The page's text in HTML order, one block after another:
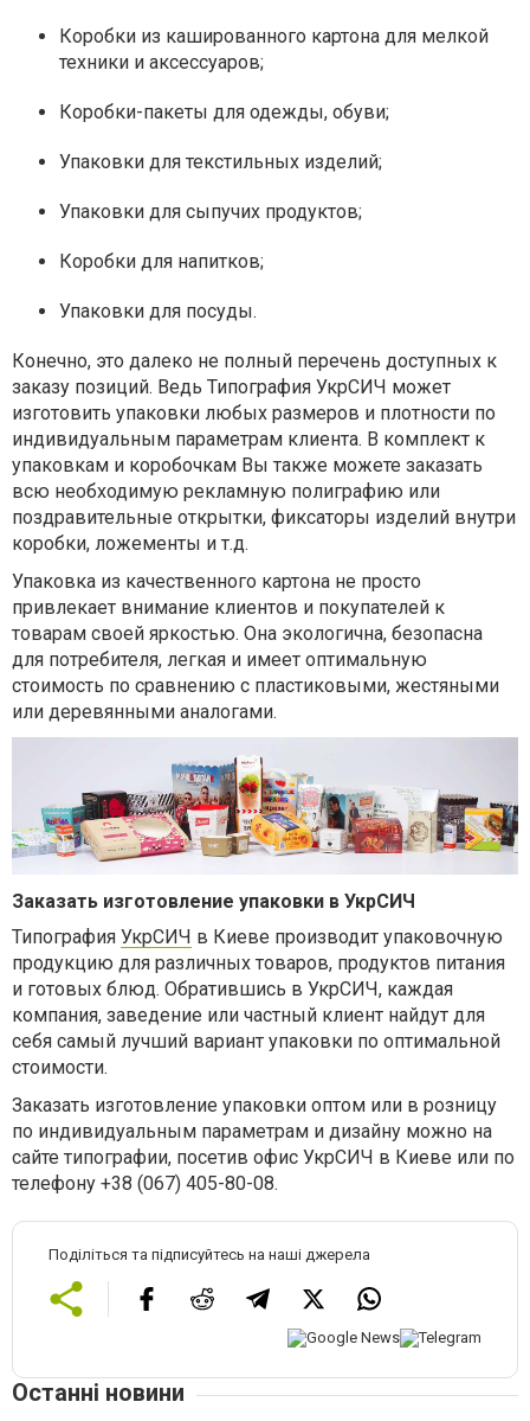
Коробки из кашированного картона для мелкой
техники и аксессуаров;
Коробки-пакеты для одежды, обуви;
Упаковки для текстильных изделий;
Упаковки для сыпучих продуктов;
Коробки для напитков;
Упаковки для посуды.
Конечно, это далеко не полный перечень доступных к
заказу позиций. Ведь Типография УкрСИЧ может
изготовить упаковки любых размеров и плотности по
индивидуальным параметрам клиента. В комплект к
упаковкам и коробочкам Вы также можете заказать
всю необходимую рекламную полиграфию или
поздравительные открытки, фиксаторы изделий внутри
коробки, ложементы и т.д.
Упаковка из качественного картона не просто
привлекает внимание клиентов и покупателей к
товарам своей яркостью. Она экологична, безопасна
для потребителя, легкая и имеет оптимальную
стоимость по сравнению с пластиковыми, жестяными
или деревянными аналогами.
Заказать изготовление упаковки в УкрСИЧ
Типография УкрСИЧ в Киеве производит упаковочную
продукцию для различных товаров, продуктов питания
и готовых блюд. Обратившись в УкрСИЧ, каждая
компания, заведение или частный клиент найдут для
себя самый лучший вариант упаковки по оптимальной
стоимости.
Заказать изготовление упаковки оптом или в розницу
по индивидуальным параметрам и дизайну можно на
сайте типографии, посетив офис УкрСИЧ в Киеве или по
телефону +38 (067) 405-80-08.
Поділіться та підписуйтесь на наші джерела
Останні новини